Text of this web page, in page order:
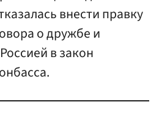
внести правку
о дружбе и
в закон